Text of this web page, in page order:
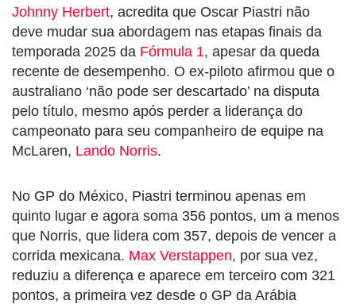
Johnny Herbert, acredita que Oscar Piastri não
deve mudar sua abordagem nas etapas finais da
temporada 2025 da Fórmula 1, apesar da queda
recente de desempenho. O ex-piloto afirmou que o
australiano ‘não pode ser descartado’ na disputa
pelo título, mesmo após perder a liderança do
campeonato para seu companheiro de equipe na
McLaren, Lando Norris.
No GP do México, Piastri terminou apenas em
quinto lugar e agora soma 356 pontos, um a menos
que Norris, que lidera com 357, depois de vencer a
corrida mexicana. Max Verstappen, por sua vez,
reduziu a diferença e aparece em terceiro com 321
pontos, a primeira vez desde o GP da Arábia